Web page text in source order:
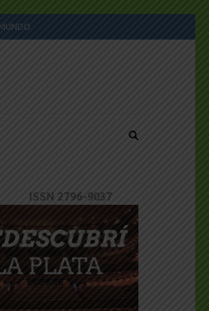
2796-9037